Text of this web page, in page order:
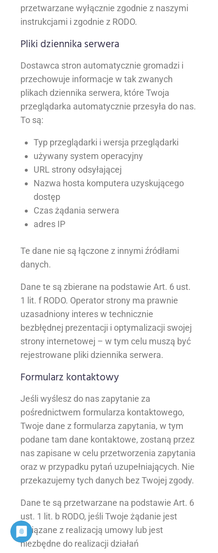
przetwarzane wyłącznie zgodnie z naszymi
instrukcjami i zgodnie z RODO.
Pliki dziennika serwera
Dostawca stron automatycznie gromadzi i
przechowuje informacje w tak zwanych
plikach dziennika serwera, które Twoja
przeglądarka automatycznie przesyła do nas.
To są:
Typ przeglądarki i wersja przeglądarki
używany system operacyjny
URL strony odsyłającej
Nazwa hosta komputera uzyskującego
dostęp
Czas żądania serwera
adres IP
Te dane nie są łączone z innymi źródłami
danych.
Dane te są zbierane na podstawie Art. 6 ust.
1 lit. f RODO. Operator strony ma prawnie
uzasadniony interes w technicznie
bezbłędnej prezentacji i optymalizacji swojej
strony internetowej – w tym celu muszą być
rejestrowane pliki dziennika serwera.
Formularz kontaktowy
Jeśli wyślesz do nas zapytanie za
pośrednictwem formularza kontaktowego,
Twoje dane z formularza zapytania, w tym
podane tam dane kontaktowe, zostaną przez
nas zapisane w celu przetworzenia zapytania
oraz w przypadku pytań uzupełniających. Nie
przekazujemy tych danych bez Twojej zgody.
Dane te są przetwarzane na podstawie Art. 6
ust. 1 lit. b RODO, jeśli Twoje żądanie jest
związane z realizacją umowy lub jest
niezbędne do realizacji działań